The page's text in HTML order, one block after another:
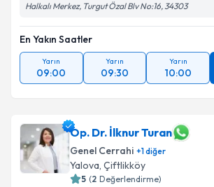
Halkalı Merkez, Turgut Özal Blv No:16, 34303
En Yakın Saatler
Yarın
09:00
Yarın
09:30
Yarın
10:00
Op. Dr. İlknur Turan
Genel Cerrahi +1diğer
Yalova, Çiftlikköy
5 (2 Değerlendirme)